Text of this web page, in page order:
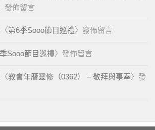
發佈留言
第6季Sooo節目巡禮〉發佈留言
Sooo節目巡禮〉發佈留言
教會年曆靈修（0362） – 敬拜與事奉〉發